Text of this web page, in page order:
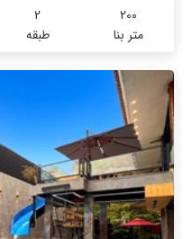
200
متر بنا
2
طبقه